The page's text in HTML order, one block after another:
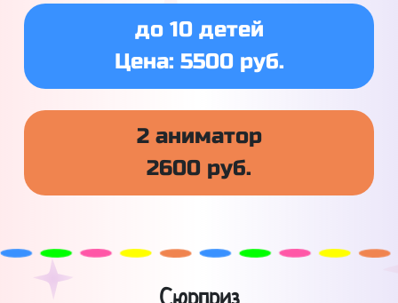
до 10 детей
Цена: 5500 руб.
2 аниматор
2600 руб.